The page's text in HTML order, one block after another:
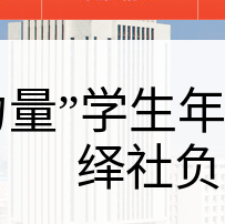
”学生
绎社